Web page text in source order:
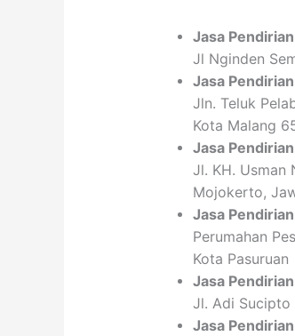
Jasa Pendirian
Jl Nginden
Jasa Pendirian
Jln. Teluk
Kota Malang
Jasa Pendirian
Jl. KH. Usman
Mojokerto,
Jasa Pendirian
Perumahan
Kota Pasuruan
Jasa Pendirian
Jl. Adi Sucipto
Jasa Pendirian